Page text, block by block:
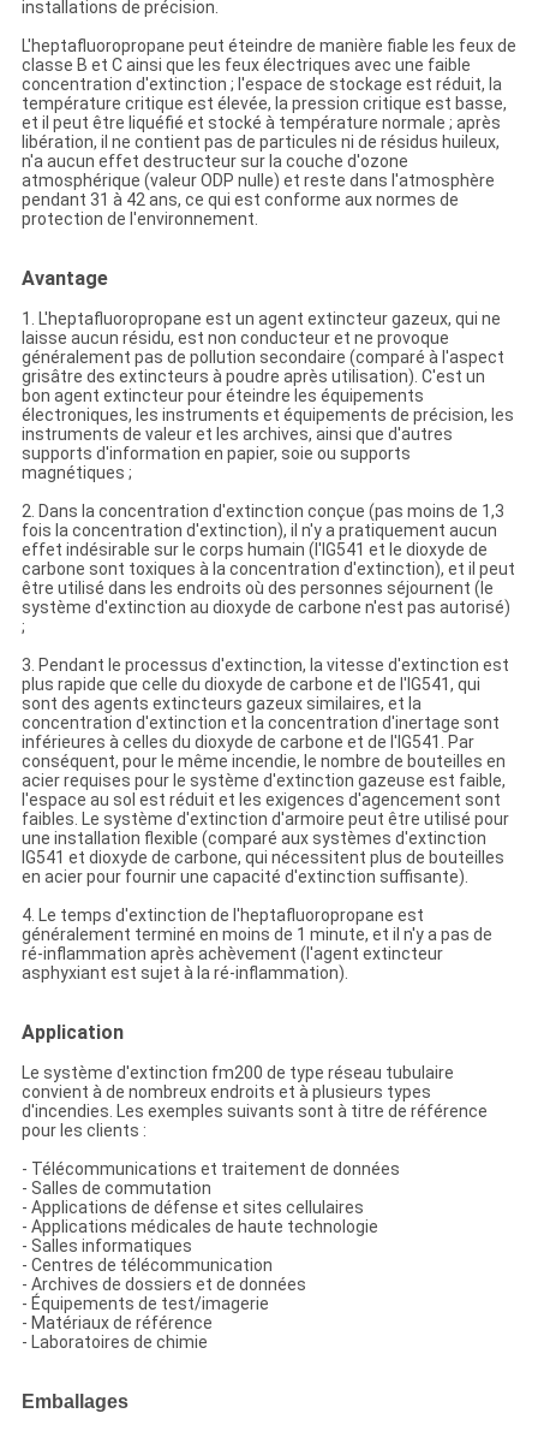
installations de précision.
L'heptafluoropropane peut éteindre de manière fiable les feux de
classe B et C ainsi que les feux électriques avec une faible
concentration d'extinction ; l'espace de stockage est réduit, la
température critique est élevée, la pression critique est basse,
et il peut être liquéfié et stocké à température normale ; après
libération, il ne contient pas de particules ni de résidus huileux,
n'a aucun effet destructeur sur la couche d'ozone
atmosphérique (valeur ODP nulle) et reste dans l'atmosphère
pendant 31 à 42 ans, ce qui est conforme aux normes de
protection de l'environnement.
Avantage
1. L'heptafluoropropane est un agent extincteur gazeux, qui ne
laisse aucun résidu, est non conducteur et ne provoque
généralement pas de pollution secondaire (comparé à l'aspect
grisâtre des extincteurs à poudre après utilisation). C'est un
bon agent extincteur pour éteindre les équipements
électroniques, les instruments et équipements de précision, les
instruments de valeur et les archives, ainsi que d'autres
supports d'information en papier, soie ou supports
magnétiques ;
2. Dans la concentration d'extinction conçue (pas moins de 1,3
fois la concentration d'extinction), il n'y a pratiquement aucun
effet indésirable sur le corps humain (l'IG541 et le dioxyde de
carbone sont toxiques à la concentration d'extinction), et il peut
être utilisé dans les endroits où des personnes séjournent (le
système d'extinction au dioxyde de carbone n'est pas autorisé)
;
3. Pendant le processus d'extinction, la vitesse d'extinction est
plus rapide que celle du dioxyde de carbone et de l'IG541, qui
sont des agents extincteurs gazeux similaires, et la
concentration d'extinction et la concentration d'inertage sont
inférieures à celles du dioxyde de carbone et de l'IG541. Par
conséquent, pour le même incendie, le nombre de bouteilles en
acier requises pour le système d'extinction gazeuse est faible,
l'espace au sol est réduit et les exigences d'agencement sont
faibles. Le système d'extinction d'armoire peut être utilisé pour
une installation flexible (comparé aux systèmes d'extinction
IG541 et dioxyde de carbone, qui nécessitent plus de bouteilles
en acier pour fournir une capacité d'extinction suffisante).
4. Le temps d'extinction de l'heptafluoropropane est
généralement terminé en moins de 1 minute, et il n'y a pas de
ré-inflammation après achèvement (l'agent extincteur
asphyxiant est sujet à la ré-inflammation).
Application
Le système d'extinction fm200 de type réseau tubulaire
convient à de nombreux endroits et à plusieurs types
d'incendies. Les exemples suivants sont à titre de référence
pour les clients :
- Télécommunications et traitement de données
- Salles de commutation
- Applications de défense et sites cellulaires
- Applications médicales de haute technologie
- Salles informatiques
- Centres de télécommunication
- Archives de dossiers et de données
- Équipements de test/imagerie
- Matériaux de référence
- Laboratoires de chimie
Emballages